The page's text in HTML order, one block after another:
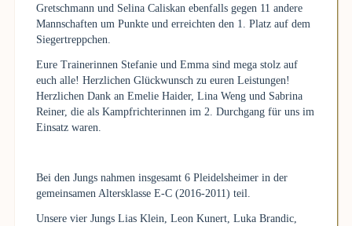
Gretschmann und Selina Caliskan ebenfalls gegen 11 andere
Mannschaften um Punkte und erreichten den 1. Platz auf dem
Siegertreppchen.
Eure Trainerinnen Stefanie und Emma sind mega stolz auf
euch alle! Herzlichen Glückwunsch zu euren Leistungen!
Herzlichen Dank an Emelie Haider, Lina Weng und Sabrina
Reiner, die als Kampfrichterinnen im 2. Durchgang für uns im
Einsatz waren.
Bei den Jungs nahmen insgesamt 6 Pleidelsheimer in der
gemeinsamen Altersklasse E-C (2016-2011) teil.
Unsere vier Jungs Lias Klein, Leon Kunert, Luka Brandic,